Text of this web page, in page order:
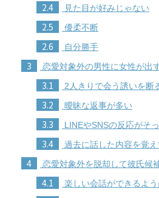
2.4 見た目が好みじゃない
2.5 優柔不断
2.6 自分勝手
3 恋愛対象外の男性に女性が出
3.1 2人きりで会う誘いを断
3.2 曖昧な返事が多い
3.3 LINEやSNSの反応がそ
3.4 過去に話した内容を覚
4 恋愛対象外を脱却して彼氏候
4.1 楽しい会話ができるよ